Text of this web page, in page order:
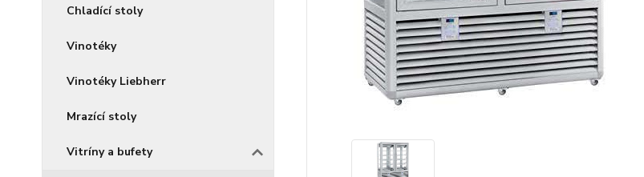
Chladící stoly
Vinotéky
Vinotéky Liebherr
Mrazící stoly
Vitríny a bufety